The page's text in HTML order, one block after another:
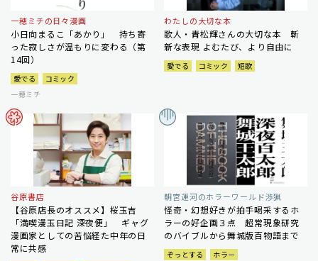
一穂ミチの日々漫画
小日向まるこ「あかり」 持ち寄
った寂しさが温もりに変わる（第
14回）
愛でる
コミック
一穂ミチ
わたしの大切な本
歌人・青松輝さんの大切な本 斬
新な表現 よむたび、より自由に
愛でる コミック 短歌
谷原書店
【谷原店長のオススメ】桜玉吉
「満喫漫玉日記 深夜便」 ギャグ
漫画家としての苦悩経た中年の日
常に共感
朝宮運河のホラーワールド渉猟
怪奇・幻想好きが拍手喝采するホ
ラーの好企画３点 超常現象研究
のバイブルから舞城版百物語まで
ぞっとする
ホラー